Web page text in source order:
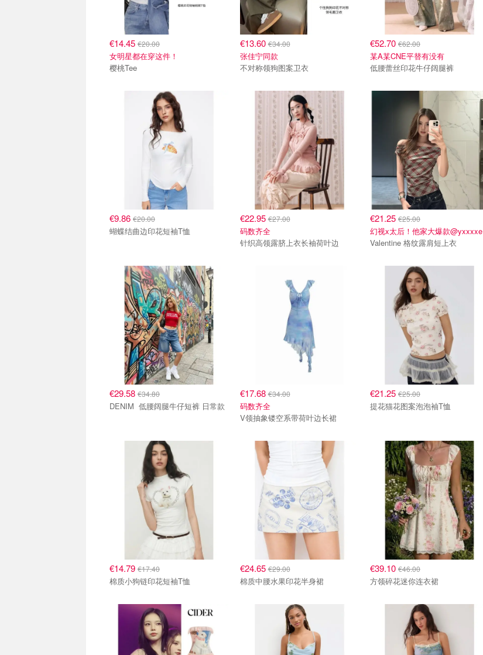
€14.45 €20.00
女明星都在穿这件！
樱桃Tee
€13.60€34.00
张佳宁同款
不对称领狗图案卫衣
€52.70 €62.00
某A某CNE平替有没有
低腰蕾丝印花牛仔阔腿裤
€9.86 €20.00
蝴蝶结曲边印花短袖T恤
€22.95€27.00
码数齐全
针织高领露脐上衣长袖荷叶边
€21.25 €25.00
幻视x太后！他家大爆款@yxxxxe
Valentine 格纹露肩短上衣
€29.58 €34.80
DENIM 低腰阔腿牛仔短裤 日常款
€17.68€34.00
码数齐全
V领抽象镂空系带荷叶边长裙
€21.25 €25.00
提花猫花图案泡泡袖T恤
€14.79 €17.40
棉质小狗链印花短袖T恤
€24.65€29.00
棉质中腰水果印花半身裙
€39.10 €46.00
方领碎花迷你连衣裙